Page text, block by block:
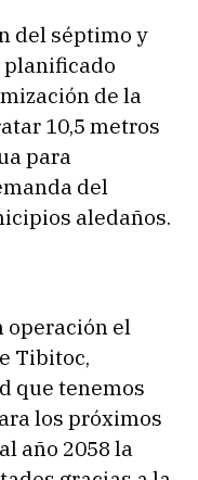
del séptimo y
de la
10,5 metros
para
del
aledaños.
operación el
Tibitoc,
que tenemos
los próximos
año 2058 la